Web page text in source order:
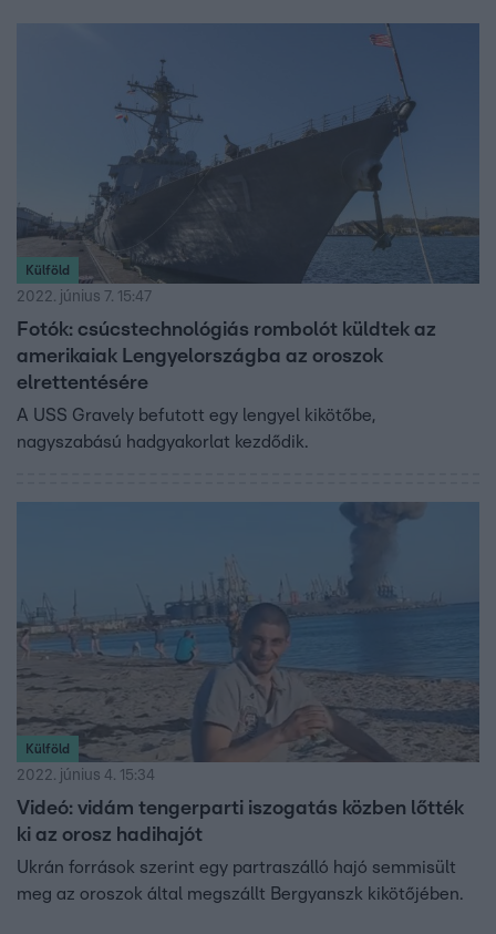
Külföld
2022. június 7. 15:47
Fotók: csúcstechnológiás rombolót küldtek az
amerikaiak Lengyelországba az oroszok
elrettentésére
A USS Gravely befutott egy lengyel kikötőbe,
nagyszabású hadgyakorlat kezdődik.
Külföld
2022. június 4. 15:34
Videó: vidám tengerparti iszogatás közben lőtték
ki az orosz hadihajót
Ukrán források szerint egy partraszálló hajó semmisült
meg az oroszok által megszállt Bergyanszk kikötőjében.